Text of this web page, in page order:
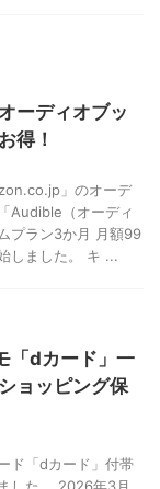
ーディオブッ
得！
」のオーデ
Audible（オーディ
プラン3か月 月額99
しました。 キ ...
「dカード」一
ョッピング保
ド「dカード」付帯
した。 2026年3月